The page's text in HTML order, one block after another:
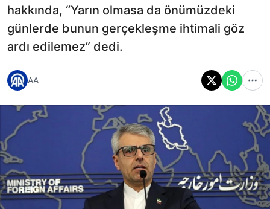
hakkında, “Yarın olmasa da önümüzdeki
günlerde bunun gerçekleşme ihtimali göz
ardı edilemez” dedi.
AA